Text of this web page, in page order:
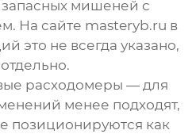
запасных мишеней с
На сайте masteryb.ru в
это не всегда указано,
расходомеры — для
менее подходят,
позиционируются как